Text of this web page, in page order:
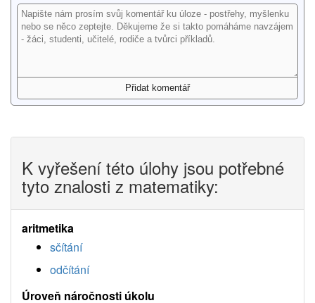
K vyřešení této úlohy jsou potřebné
tyto znalosti z matematiky:
aritmetika
sčítání
odčítání
Úroveň náročnosti úkolu